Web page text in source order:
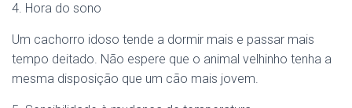
4. Hora do sono
Um cachorro idoso tende a dormir mais e passar mais
tempo deitado. Não espere que o animal velhinho tenha a
mesma disposição que um cão mais jovem.